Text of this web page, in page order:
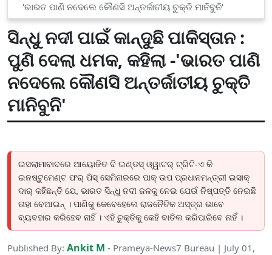
'ଭାରତ ପାଣି ନଦେଲେ କୌଣସି ଅନ୍ତର୍ଜାତୀୟ ଚୁକ୍ତି ମାନିବୁନି'
ସିନ୍ଧୁ ନଦୀ ପାଇଁ କାନ୍ଦୁଛି ପାକିସ୍ତାନ :
ପୁଣି ଦେଲା ଧମକ, କହିଲା -'ଭାରତ ପାଣି
ନଦେଲେ କୌଣସି ଅନ୍ତର୍ଜାତୀୟ ଚୁକ୍ତି
ମାନିବୁନି'
ଇସଲାମାବାଦରେ ଆୟୋଜିତ ଦି ଇଣ୍ଡସ୍ ଓ୍ୱାଟର୍ ଟ୍ରିଟି-ଏ କି
ଇନଷ୍ଟୁମେଣ୍ଟ ଫର୍ ପିସ୍ ସେମିନାରରେ ପାକ୍ ଉପ ପ୍ରଧାନମନ୍ତ୍ରୀ ଇସାକ୍
ଦାର୍ କହିଛନ୍ତି ଯେ, ଭାରତ ସିନ୍ଧୁ ନଦୀ ଜଳକୁ ନେଇ ଯେଉଁ ନିଷ୍ପତ୍ତି ନେଇଛି
ତାହା ବେଆଇନ୍ । ପାଣିକୁ କେବେହେଲେ ରାଜନୈତିକ ଅସ୍ତ୍ର ଭାବେ
ବ୍ୟବହାର କରିହେବ ନାହିଁ । ଏହି ଚୁକ୍ତିକୁ କେହି ବାତିଲ କରିପାରିବେ ନାହିଁ ।
Published By: Ankit M - Prameya-News7 Bureau | July 01,